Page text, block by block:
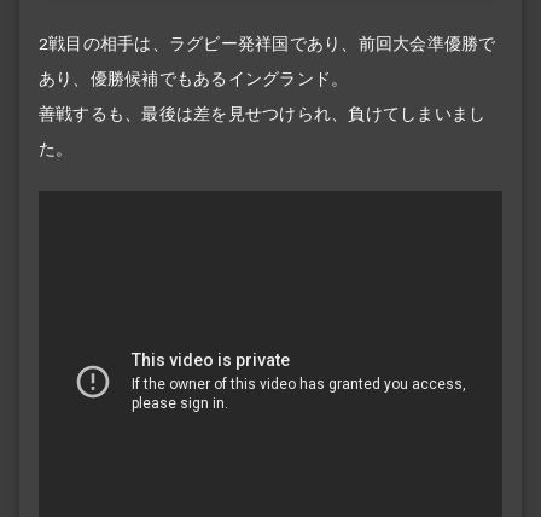
2戦目の相手は、ラグビー発祥国であり、前回大会準優勝で
あり、優勝候補でもあるイングランド。
善戦するも、最後は差を見せつけられ、負けてしまいまし
た。